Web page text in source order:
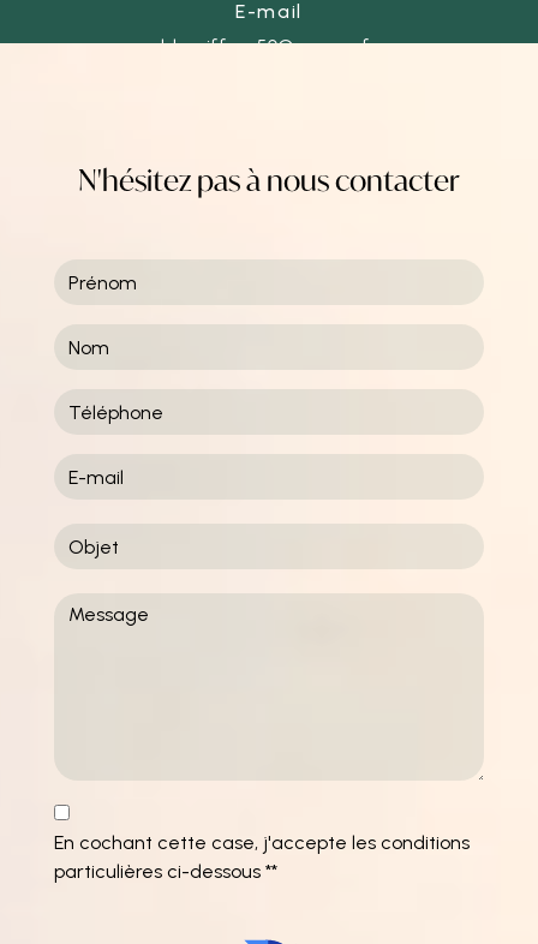
E-mail
ld-coiffure50@orange.fr
N'hésitez pas à nous contacter
En cochant cette case, j'accepte les conditions
particulières ci-dessous **